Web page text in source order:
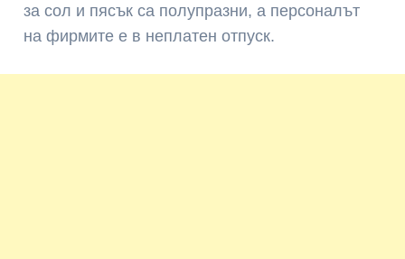
за сол и пясък са полупразни, а персоналът
на фирмите е в неплатен отпуск.